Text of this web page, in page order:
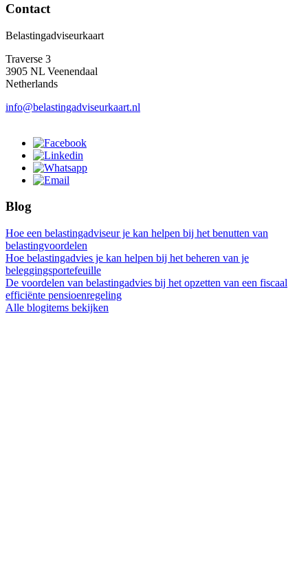
Contact
Belastingadviseurkaart
Traverse 3
3905 NL Veenendaal
Netherlands
info@belastingadviseurkaart.nl
Blog
Hoe een belastingadviseur je kan helpen bij het benutten van
belastingvoordelen
Hoe belastingadvies je kan helpen bij het beheren van je
beleggingsportefeuille
De voordelen van belastingadvies bij het opzetten van een fiscaal
efficiënte pensioenregeling
Alle blogitems bekijken